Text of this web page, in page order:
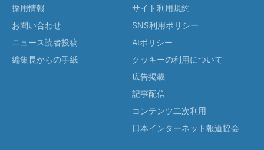
採用情報
お問い合わせ
ニュース読者投稿
編集長からの手紙
サイト利用規約
SNS利用ポリシー
AIポリシー
クッキーの利用について
広告掲載
記事配信
コンテンツ二次利用
日本インターネット報道協会